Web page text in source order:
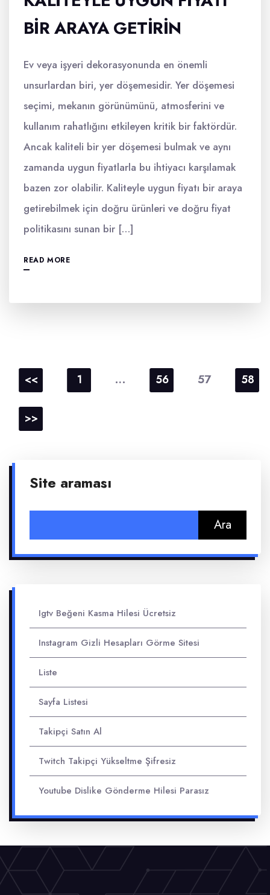
BIR ARAYA GETIRIN
Ev veya işyeri dekorasyonunda en önemli
unsurlardan biri, yer döşemesidir. Yer döşemesi
seçimi, mekanın görünümünü, atmosferini ve
kullanım rahatlığını etkileyen kritik bir faktördür.
Ancak kaliteli bir yer döşemesi bulmak ve aynı
zamanda uygun fiyatlarla bu ihtiyacı karşılamak
bazen zor olabilir. Kaliteyle uygun fiyatı bir araya
getirebilmek için doğru ürünleri ve doğru fiyat
politikasını sunan bir […]
READ MORE
Yazı
sayfalaması
<< 1 … 56 57 58
>>
Site araması
Igtv Beğeni Kasma Hilesi Ücretsiz
Instagram Gizli Hesapları Görme Sitesi
Liste
Sayfa Listesi
Takipçi Satın Al
Twitch Takipçi Yükseltme Şifresiz
Youtube Dislike Gönderme Hilesi Parasız